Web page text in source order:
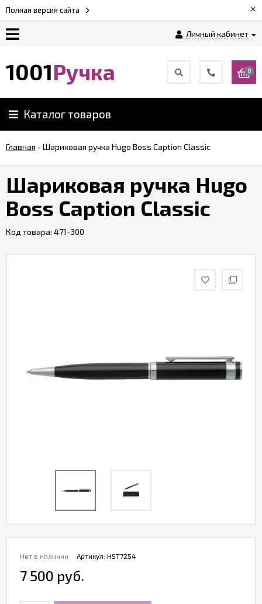
Полная версия сайта ×
Личный кабинет
ручек
1001Ручка 0
Каталог товаров
Главная -Шариковая ручка Hugo Boss Caption Classic
Шариковая ручка Hugo
Boss Caption Classic
Код товара: 471-300
Артикул: HST7254
Нет в наличии
7 500 руб.